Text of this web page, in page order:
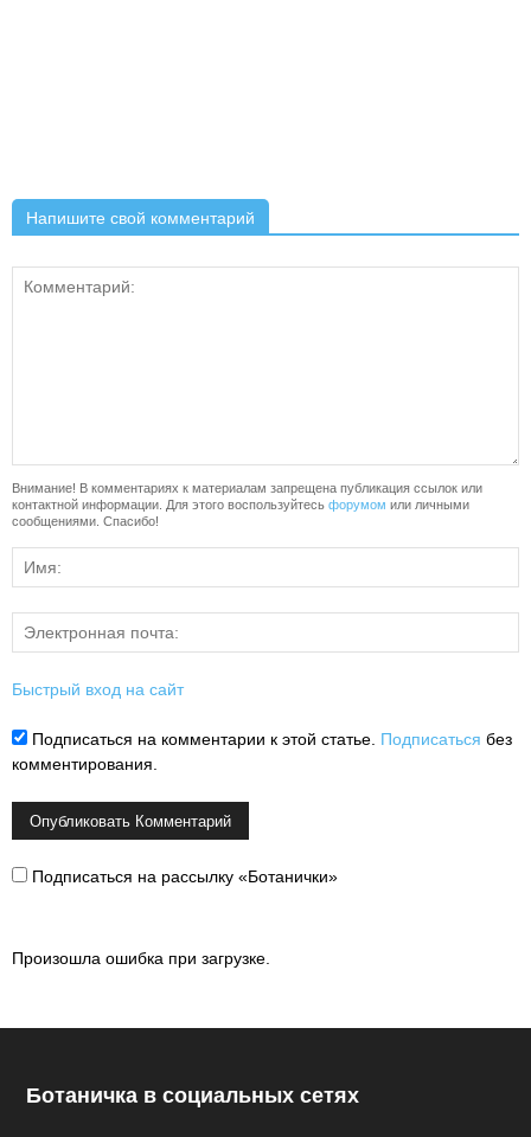
Напишите свой комментарий
Внимание! В комментариях к материалам запрещена публикация ссылок или
контактной информации. Для этого воспользуйтесь форумом или личными
сообщениями. Спасибо!
Быстрый вход на сайт
Подписаться на комментарии к этой статье. Подписаться без
комментирования.
Подписаться на рассылку «Ботанички»
Произошла ошибка при загрузке.
Ботаничка в социальных сетях